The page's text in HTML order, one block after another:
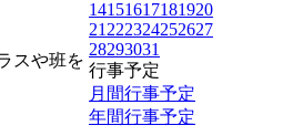
スや班を
14151617181920
21 222324252627
28293031
行事予定
月間行事予定
年間行事予定